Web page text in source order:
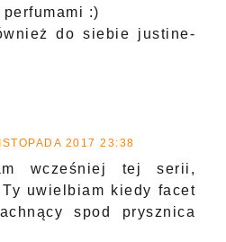
perfumami :)
do siebie justine-
2017 23:38
wcześniej tej serii,
uwielbiam kiedy facet
spod prysznica